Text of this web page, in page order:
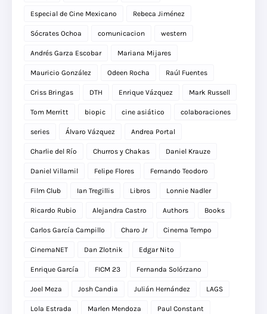
Especial de Cine Mexicano Rebeca Jiménez
Sócrates Ochoa comunicacion western
Andrés Garza Escobar Mariana Mijares
Mauricio González Odeen Rocha Raúl Fuentes
Criss Bringas DTH Enrique Vázquez Mark Russell
Tom Merritt biopic cine asiático colaboraciones
series Álvaro Vázquez Andrea Portal
Charlie del Río Churros y Chakas Daniel Krauze
Daniel Villamil Felipe Flores Fernando Teodoro
Film Club Ian Tregillis Libros Lonnie Nadler
Ricardo Rubio Alejandra Castro Authors Books
Carlos García Campillo Charo Jr Cinema Tempo
CinemaNET Dan Zlotnik Edgar Nito
Enrique García FICM 23 Fernanda Solórzano
Joel Meza Josh Candia Julián Hernández LAGS
Lola Estrada Marlen Mendoza Paul Constant